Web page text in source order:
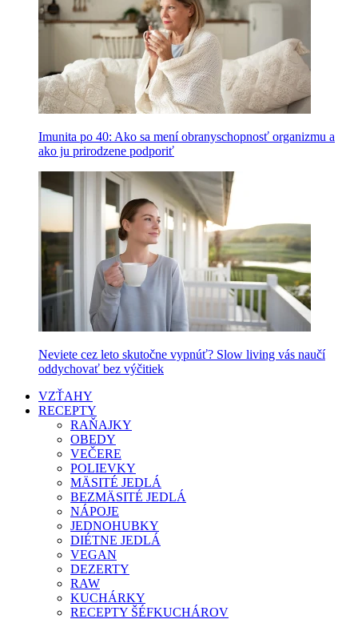
Imunita po 40: Ako sa mení obranyschopnosť organizmu a
ako ju prirodzene podporiť
Neviete cez leto skutočne vypnúť? Slow living vás naučí
oddychovať bez výčitiek
VZŤAHY
RECEPTY
RAŇAJKY
OBEDY
VEČERE
POLIEVKY
MÄSITÉ JEDLÁ
BEZMÄSITÉ JEDLÁ
NÁPOJE
JEDNOHUBKY
DIÉTNE JEDLÁ
VEGAN
DEZERTY
RAW
KUCHÁRKY
RECEPTY ŠÉFKUCHÁROV